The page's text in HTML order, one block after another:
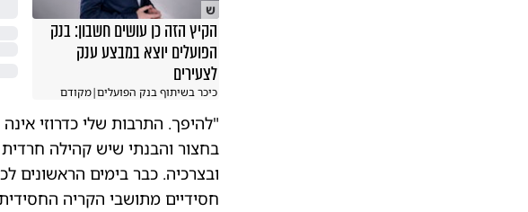
ש
הקיץ הזה כן עושים חשבון: בנק
הפועלים יוצא במבצע ענק
לצעירים
כיכר בשיתוף בנק הפועלים|מקודם
"להיפך. התרבות שלי כדרוזי
בחצור והבנתי שיש קהילה חרדית
ובצרכיה. כבר בימים הראשונים
חסידיים מתושבי הקריה